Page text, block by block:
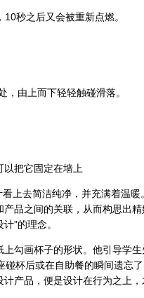
秒之后又会被重新点燃。
，由上而下轻轻触碰滑落。
以把它固定在墙上
看上去简洁纯净，并充满着温
品之间的关联，从而构思出
”的理念。
勾画杯子的形状。他引导学生
杯后或在自助餐的瞬间遗忘
产品，便是设计在行为之上，